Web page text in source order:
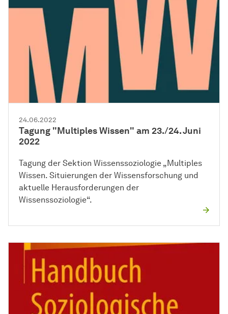
24.06.2022
Tagung "Multiples Wissen" am 23./24. Juni
2022
Tagung der Sektion Wissenssoziologie „Multiples
Wissen. Situierungen der Wissensforschung und
aktuelle Herausforderungen der
Wissenssoziologie“.